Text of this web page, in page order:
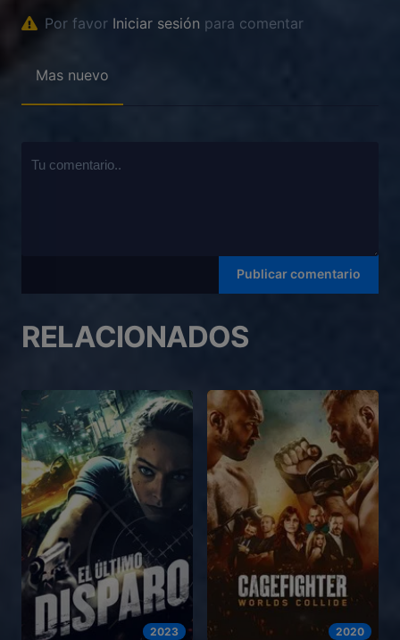
Por favor Iniciar sesión para comentar
Mas nuevo
RELACIONADOS
2023 2020